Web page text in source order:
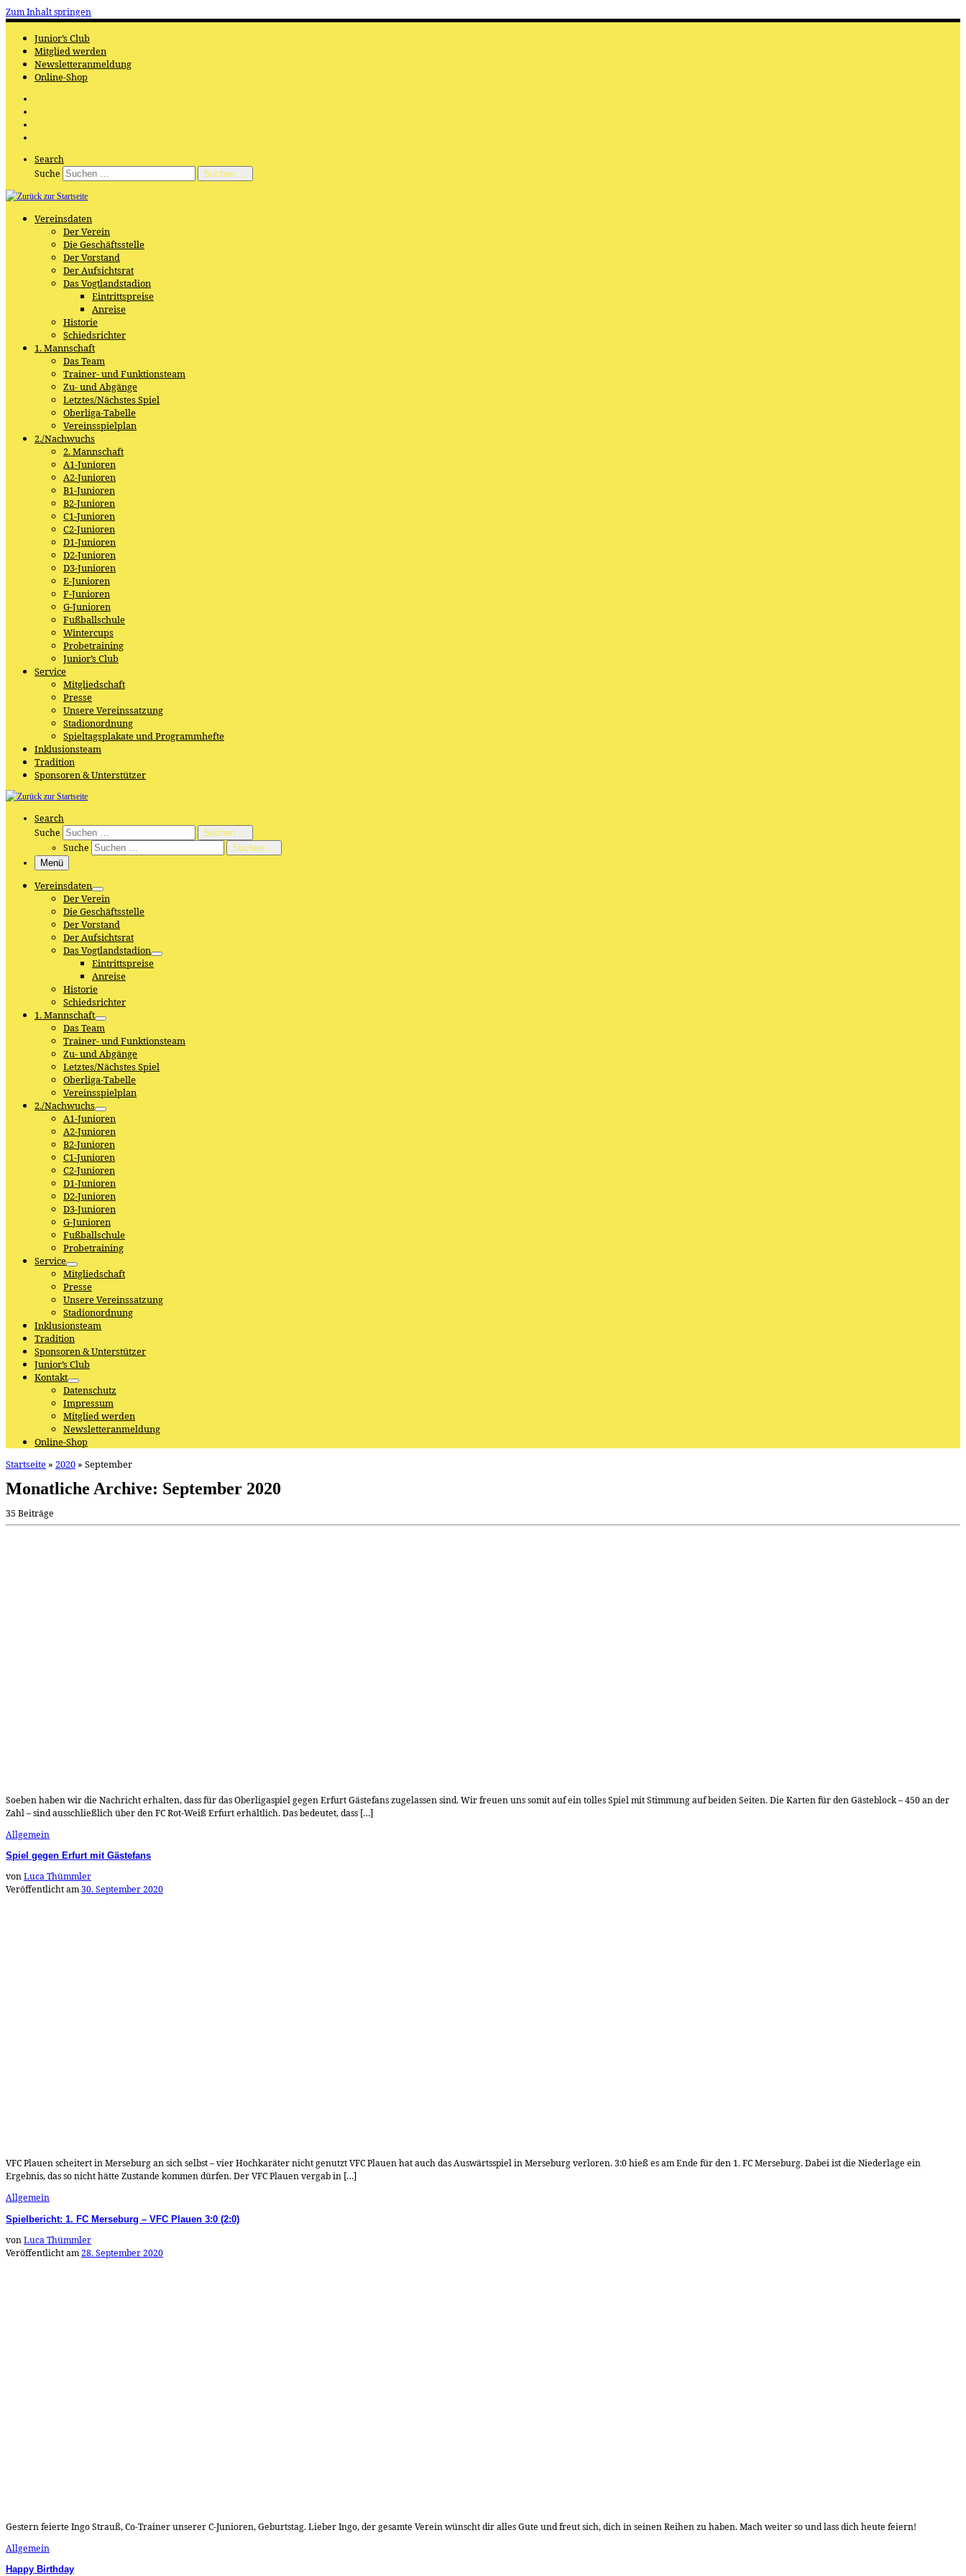
Zum Inhalt springen
Junior’s Club
Mitglied werden
Newsletteranmeldung
Online-Shop
Search
Suche
Suchen …
Vereinsdaten
Der Verein
Die Geschäftsstelle
Der Vorstand
Der Aufsichtsrat
Das Vogtlandstadion
Eintrittspreise
Anreise
Historie
Schiedsrichter
1. Mannschaft
Das Team
Trainer- und Funktionsteam
Zu- und Abgänge
Letztes/Nächstes Spiel
Oberliga-Tabelle
Vereinsspielplan
2./Nachwuchs
2. Mannschaft
A1-Junioren
A2-Junioren
B1-Junioren
B2-Junioren
C1-Junioren
C2-Junioren
D1-Junioren
D2-Junioren
D3-Junioren
E-Junioren
F-Junioren
G-Junioren
Fußballschule
Wintercups
Probetraining
Junior’s Club
Service
Mitgliedschaft
Presse
Unsere Vereinssatzung
Stadionordnung
Spieltagsplakate und Programmhefte
Inklusionsteam
Tradition
Sponsoren & Unterstützer
Search
Suche
Suchen …
Suche
Suchen …
Menü
Vereinsdaten
Der Verein
Die Geschäftsstelle
Der Vorstand
Der Aufsichtsrat
Das Vogtlandstadion
Eintrittspreise
Anreise
Historie
Schiedsrichter
1. Mannschaft
Das Team
Trainer- und Funktionsteam
Zu- und Abgänge
Letztes/Nächstes Spiel
Oberliga-Tabelle
Vereinsspielplan
2./Nachwuchs
A1-Junioren
A2-Junioren
B2-Junioren
C1-Junioren
C2-Junioren
D1-Junioren
D2-Junioren
D3-Junioren
G-Junioren
Fußballschule
Probetraining
Service
Mitgliedschaft
Presse
Unsere Vereinssatzung
Stadionordnung
Inklusionsteam
Tradition
Sponsoren & Unterstützer
Junior’s Club
Kontakt
Datenschutz
Impressum
Mitglied werden
Newsletteranmeldung
Online-Shop
Startseite » 2020 » September
Monatliche Archive: September 2020
35 Beiträge
Soeben haben wir die Nachricht erhalten, dass für das Oberligaspiel gegen Erfurt Gästefans zugelassen sind. Wir freuen uns somit auf ein tolles Spiel mit Stimmung auf beiden Seiten. Die Karten für den Gästeblock – 450 an der
Zahl – sind ausschließlich über den FC Rot-Weiß Erfurt erhältlich. Das bedeutet, dass […]
Allgemein
Spiel gegen Erfurt mit Gästefans
vonLuca Thümmler
Veröffentlicht am30. September 2020
VFC Plauen scheitert in Merseburg an sich selbst – vier Hochkaräter nicht genutzt VFC Plauen hat auch das Auswärtsspiel in Merseburg verloren. 3:0 hieß es am Ende für den 1. FC Merseburg. Dabei ist die Niederlage ein
Ergebnis, das so nicht hätte Zustande kommen dürfen. Der VFC Plauen vergab in […]
Allgemein
Spielbericht: 1. FC Merseburg – VFC Plauen 3:0 (2:0)
vonLuca Thümmler
Veröffentlicht am28. September 2020
Gestern feierte Ingo Strauß, Co-Trainer unserer C-Junioren, Geburtstag. Lieber Ingo, der gesamte Verein wünscht dir alles Gute und freut sich, dich in seinen Reihen zu haben. Mach weiter so und lass dich heute feiern!
Allgemein
Happy Birthday